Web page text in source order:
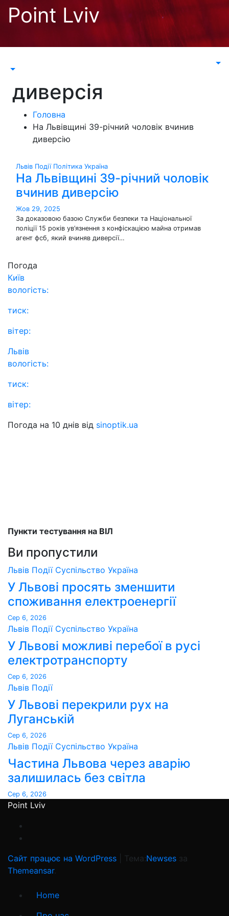
Перейти
Point Lviv
диверсія
Головна
На Львівщині 39-річний чоловік вчинив
диверсію
Львів Події Політика Україна
На Львівщині 39-річний чоловік
вчинив диверсію
Жов 29, 2025
За доказовою базою Служби безпеки та Національної
поліції 15 років ув’язнення з конфіскацією майна отримав
агент фсб, який вчиняв диверсії…
Погода
Київ
вологість:
тиск:
вітер:
Львів
вологість:
тиск:
вітер:
Погода на 10 днів від sinoptik.ua
Пункти тестування на ВІЛ
Ви пропустили
Львів Події Суспільство Україна
У Львові просять зменшити
споживання електроенергії
Сер 6, 2026
Львів Події Суспільство Україна
У Львові можливі перебої в русі
електротранспорту
Сер 6, 2026
Львів Події
У Львові перекрили рух на
Луганській
Сер 6, 2026
Львів Події Суспільство Україна
Частина Львова через аварію
залишилась без світла
Сер 6, 2026
Point Lviv
Сайт працює на WordPress Тема:Newses за
Themeansar.
Home